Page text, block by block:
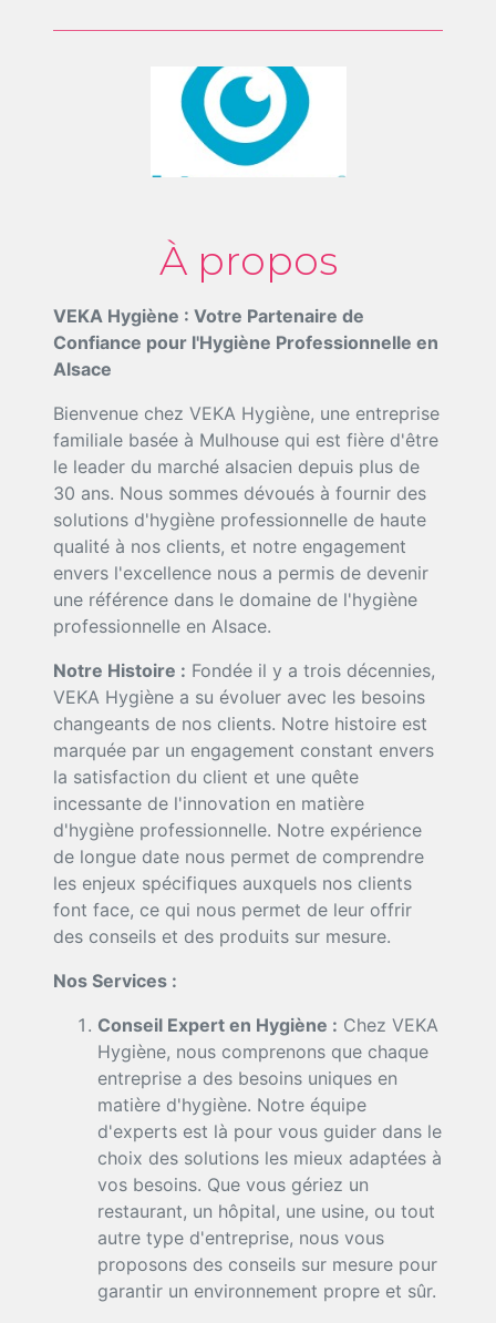
À propos
VEKA Hygiène : Votre Partenaire de
Confiance pour l'Hygiène Professionnelle en
Alsace
Bienvenue chez VEKA Hygiène, une entreprise
familiale basée à Mulhouse qui est fière d'être
le leader du marché alsacien depuis plus de
30 ans. Nous sommes dévoués à fournir des
solutions d'hygiène professionnelle de haute
qualité à nos clients, et notre engagement
envers l'excellence nous a permis de devenir
une référence dans le domaine de l'hygiène
professionnelle en Alsace.
Notre Histoire : Fondée il y a trois décennies,
VEKA Hygiène a su évoluer avec les besoins
changeants de nos clients. Notre histoire est
marquée par un engagement constant envers
la satisfaction du client et une quête
incessante de l'innovation en matière
d'hygiène professionnelle. Notre expérience
de longue date nous permet de comprendre
les enjeux spécifiques auxquels nos clients
font face, ce qui nous permet de leur offrir
des conseils et des produits sur mesure.
Nos Services :
Conseil Expert en Hygiène : Chez VEKA
Hygiène, nous comprenons que chaque
entreprise a des besoins uniques en
matière d'hygiène. Notre équipe
d'experts est là pour vous guider dans le
choix des solutions les mieux adaptées à
vos besoins. Que vous gériez un
restaurant, un hôpital, une usine, ou tout
autre type d'entreprise, nous vous
proposons des conseils sur mesure pour
garantir un environnement propre et sûr.